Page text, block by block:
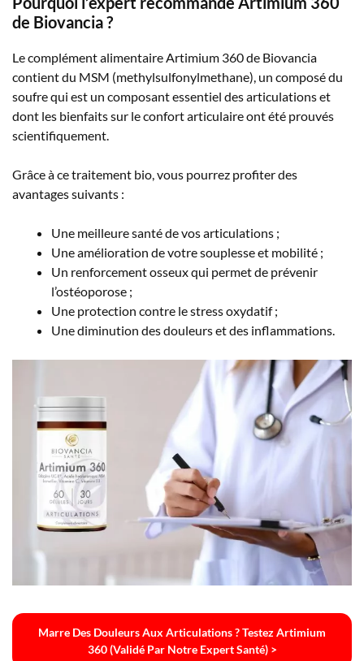
de Biovancia ?
Le complément alimentaire Artimium 360 de Biovancia
contient du MSM (methylsulfonylmethane), un composé du
soufre qui est un composant essentiel des articulations et
dont les bienfaits sur le confort articulaire ont été prouvés
scientifiquement.
Grâce à ce traitement bio, vous pourrez profiter des
avantages suivants :
Une meilleure santé de vos articulations ;
Une amélioration de votre souplesse et mobilité ;
Un renforcement osseux qui permet de prévenir
l’ostéoporose ;
Une protection contre le stress oxydatif ;
Une diminution des douleurs et des inflammations.
Marre Des Douleurs Aux Articulations ? Testez Artimium
360 (validé Par Notre Expert Santé) >